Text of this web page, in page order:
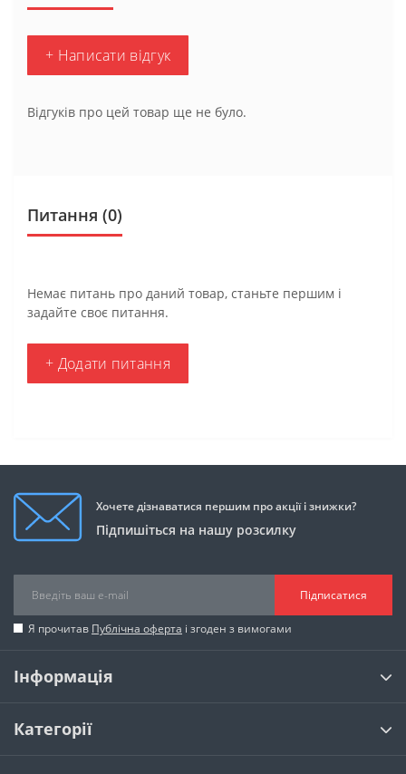
+ Написати відгук
Відгуків про цей товар ще не було.
Питання (0)
Немає питань про даний товар, станьте першим і
задайте своє питання.
+ Додати питання
Хочете дізнаватися першим про акції і знижки?
Підпишіться на нашу розсилку
Підписатися
Я прочитав Публічна оферта і згоден з вимогами
Інформація
Категорії